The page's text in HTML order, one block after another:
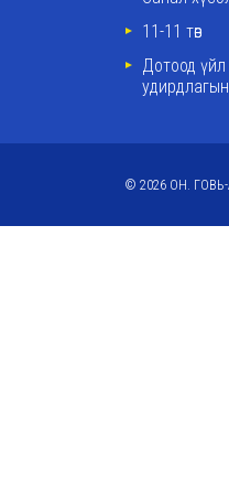
11-11 төв
Дотоод
© 2026 ОН.